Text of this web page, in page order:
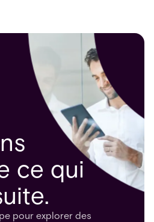
those gaps
infrastructure
ce qui
pour explorer des